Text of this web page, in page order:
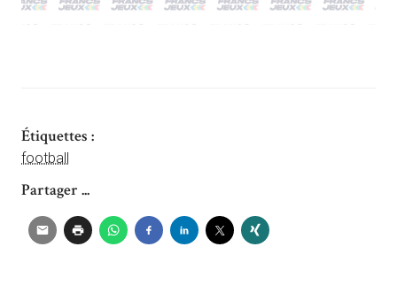
Étiquettes :
football
Partager ...